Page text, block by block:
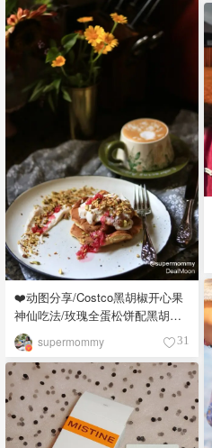
❤️动图分享/Costco黑胡椒开心果
神仙吃法/玫瑰全蛋松饼配黑胡椒
开心果碎太惊艳😍
supermommy 31